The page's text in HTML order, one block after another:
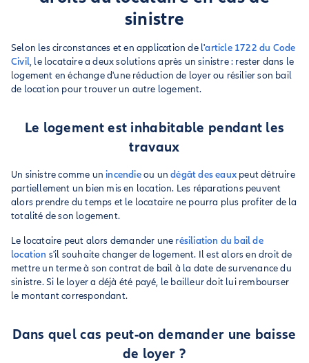
sinistre
Selon les circonstances et en application de l'article 1722 du Code
Civil, le locataire a deux solutions après un sinistre : rester dans le
logement en échange d'une réduction de loyer ou résilier son bail
de location pour trouver un autre logement.
Le logement est inhabitable pendant les
travaux
Un sinistre comme unincendieou undégât des eaux peut détruire
partiellement un bien mis en location. Les réparations peuvent
alors prendre du temps et le locataire ne pourra plus profiter de la
totalité de son logement.
Le locataire peut alors demander une résiliation du bail de
location s'il souhaite changer de logement. Il est alors en droit de
mettre un terme à son contrat de bail à la date de survenance du
sinistre. Si le loyer a déjà été payé, le bailleur doit lui rembourser
le montant correspondant.
Dans quel cas peut-on demander une baisse
de loyer ?